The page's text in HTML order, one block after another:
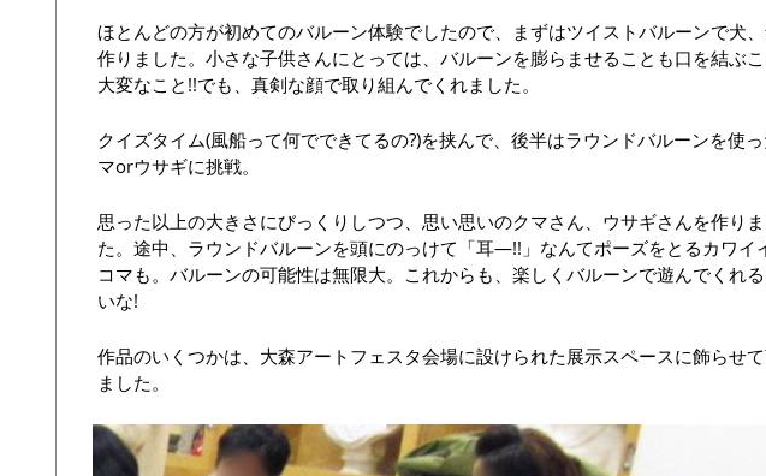
ほとんどの方が初めてのバルーン体験でしたので、まずはツイストバルーンで犬
作りました。小さな子供さんにとっては、バルーンを膨らませることも口を結ぶ
大変なこと!!でも、真剣な顔で取り組んでくれました。
クイズタイム(風船って何でできてるの?)を挟んで、後半はラウンドバルーンを使
マorウサギに挑戦。
思った以上の大きさにびっくりしつつ、思い思いのクマさん、ウサギさんを作り
た。途中、ラウンドバルーンを頭にのっけて「耳―!!」なんてポーズをとるカワイ
コマも。バルーンの可能性は無限大。これからも、楽しくバルーンで遊んでくれ
いな!
作品のいくつかは、大森アートフェスタ会場に設けられた展示スペースに飾らせて
ました。